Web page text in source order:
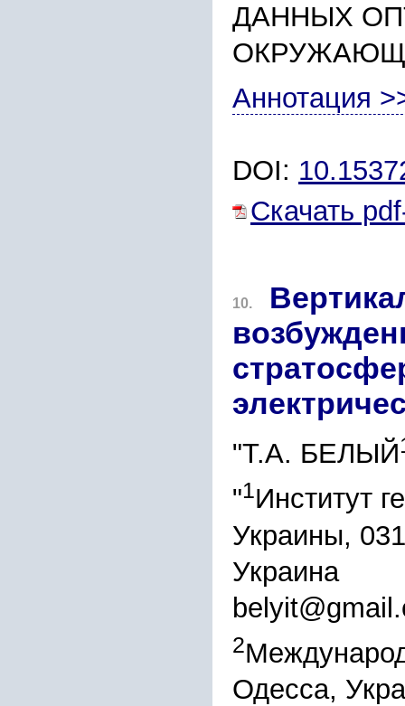
ДАННЫХ
Аннотация
DOI:
Скачать
10.
"Т.А. БЕЛЫЙ
"1Институт
Украины,
Украина
2
Одесса,